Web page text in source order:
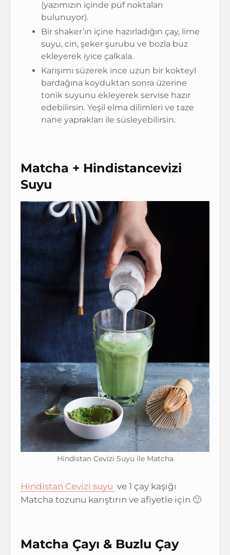
(yazımızın içinde püf noktaları
bulunuyor).
Bir shaker’ın içine hazırladığın çay, lime
suyu, cin, şeker şurubu ve bozla buz
ekleyerek iyice çalkala.
Karışımı süzerek ince uzun bir kokteyl
bardağına koyduktan sonra üzerine
tonik suyunu ekleyerek servise hazır
edebilirsin. Yeşil elma dilimleri ve taze
nane yaprakları ile süsleyebilirsin.
Matcha + Hindistancevizi
Suyu
Hindistan Cevizi Suyu ile Matcha
Hindistan Cevizi suyu ve 1 çay kaşığı
Matcha tozunu karıştırın ve afiyetle için 🙂
Matcha Çayı & Buzlu Çay